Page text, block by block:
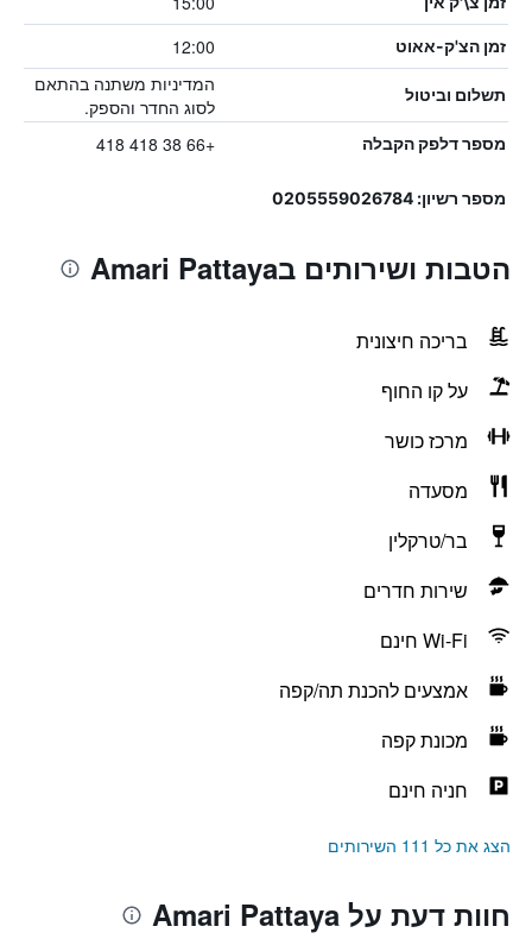
זמן הצ'ק-אאוט 12:00
תשלום וביטול
המדיניות משתנה בהתאם
לסוג החדר והספק.
מספר דלפק הקבלה +66 38 418 418
מספר רשיון: 0205559026784
הטבות ושירותים בAmari Pattaya
בריכה חיצונית
על קו החוף
מרכז כושר
מסעדה
בר/טרקלין
שירות חדרים
Wi-Fi חינם
אמצעים להכנת תה/קפה
מכונת קפה
חניה חינם
הצג את כל 111 השירותים
חוות דעת על Amari Pattaya